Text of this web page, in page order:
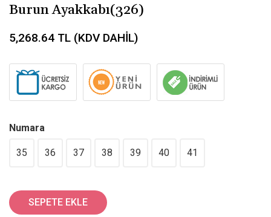
Burun Ayakkabı(326)
5,268.64TL (KDV DAHİL)
Numara
35 36 37 38 39 40 41
SEPETE EKLE